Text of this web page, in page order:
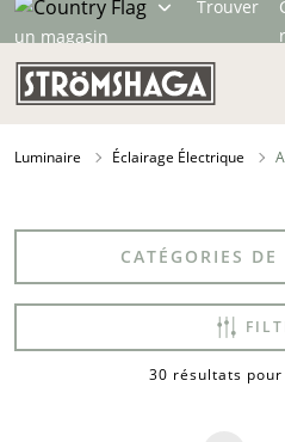
Trouver
un magasin
Luminaire Éclairage Électrique
CATÉGORIES DE
30 résultats